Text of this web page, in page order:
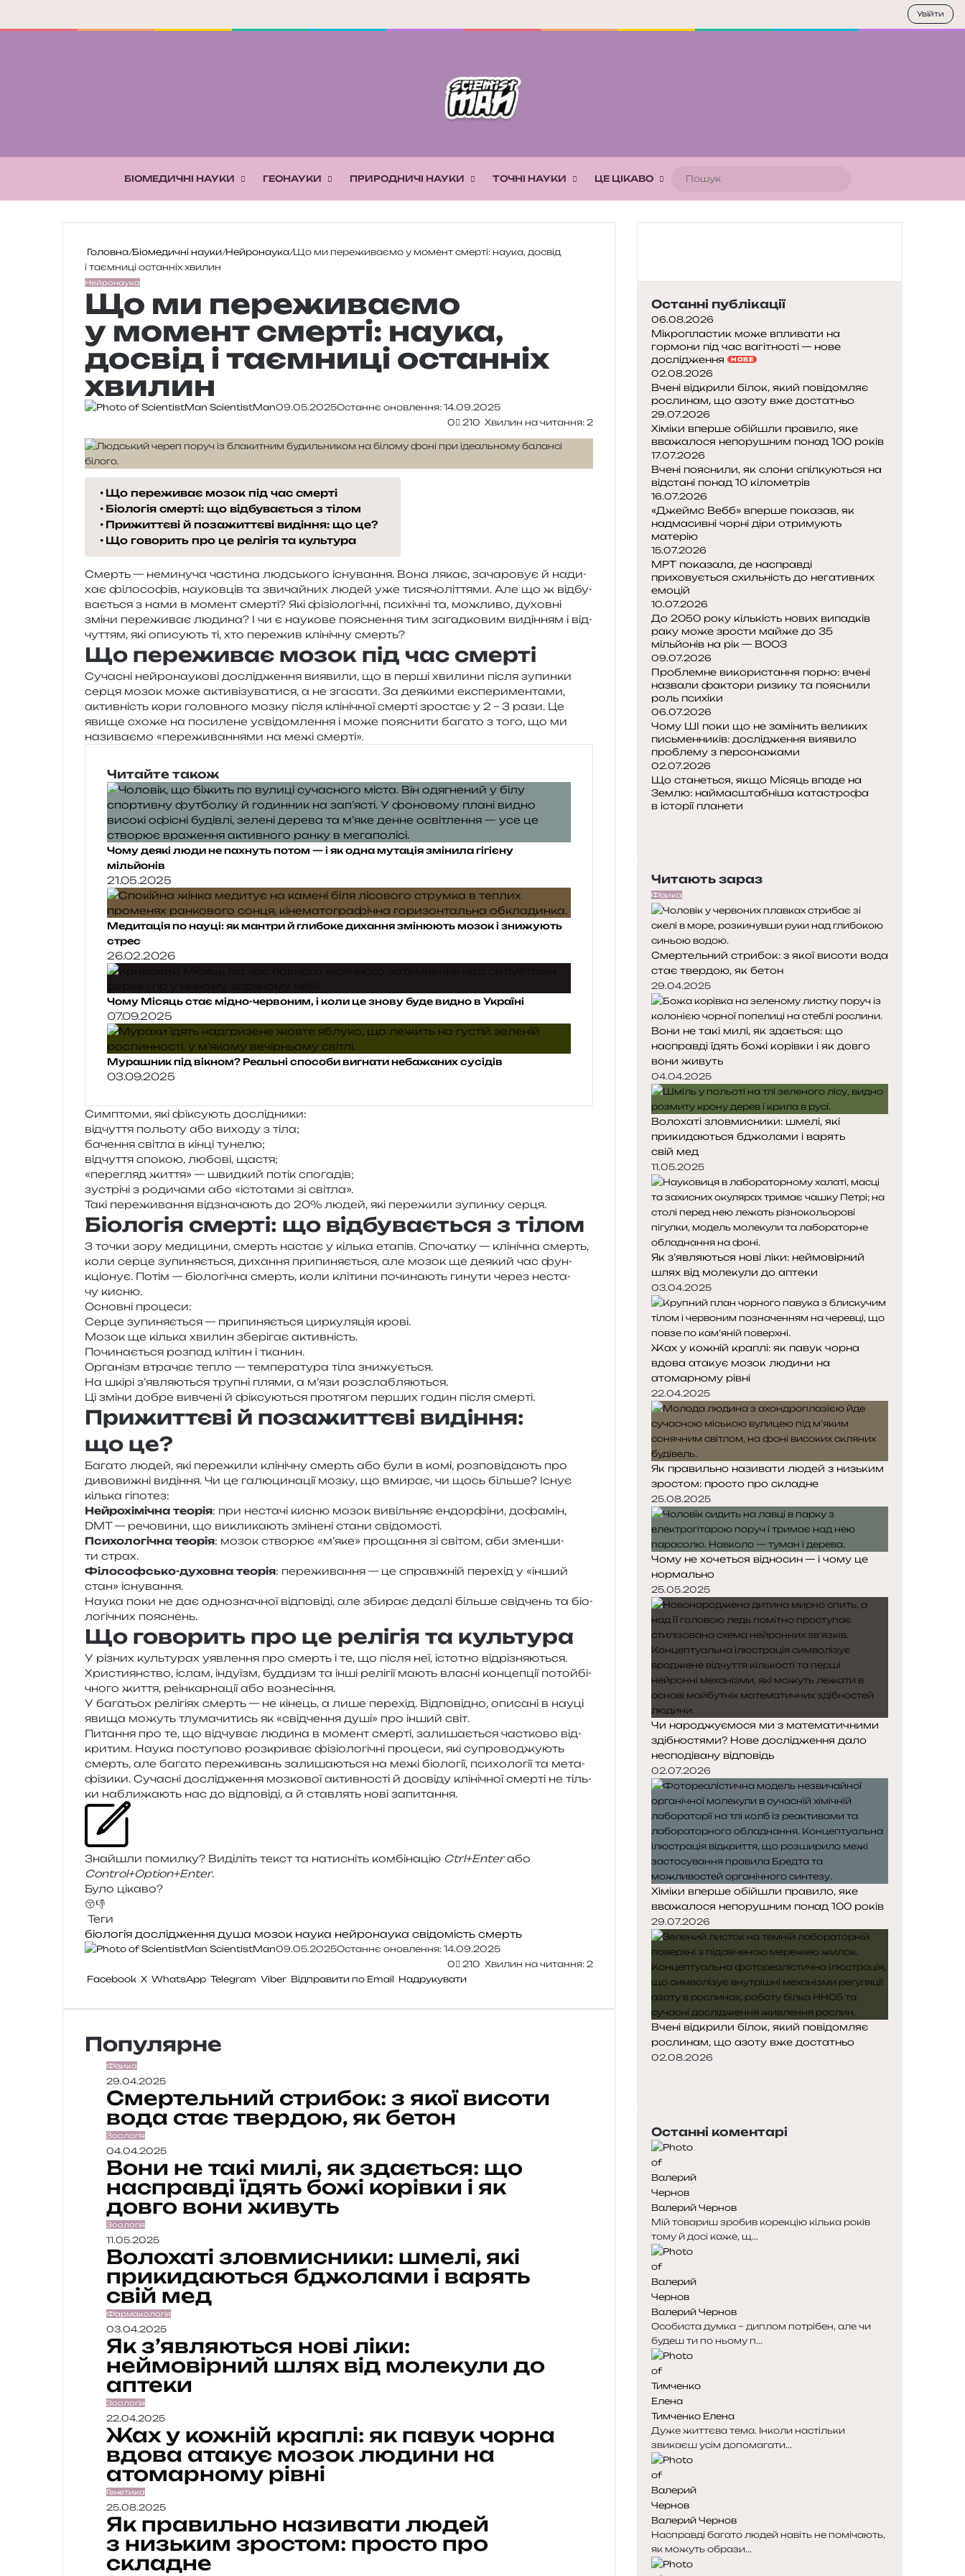
БІОМЕДИЧНІ НАУКИ ГЕОНАУКИ ПРИРОДНИЧІ НАУКИ ТОЧНІ НАУКИ ЦЕ ЦІКАВО
Головна/Біомедичні науки/Нейронаука/Що ми переживаємо у момент смерті: наука, досвід
і таємниці останніх хвилин
Нейронаука
Що ми переживаємо
у момент смерті: наука,
досвід і таємниці останніх
хвилин
ScientistMan09.05.2025Останнє оновлення: 14.09.2025
0
210 Хвилин на читання: 2
Що переживає мозок під час смерті
Біологія смерті: що відбувається з тілом
Прижиттєві й позажиттєві видіння: що це?
Що говорить про це релігія та культура
Смерть — неми­ну­ча части­на люд­сько­го існу­ва­н­ня. Вона лякає, зача­ро­вує й нади­
хає філо­со­фів, нау­ков­ців та зви­чай­них людей уже тися­чо­лі­т­тя­ми. Але що ж від­бу­
ва­є­ться з нами в момент смер­ті? Які фізіо­ло­гі­чні, пси­хі­чні та, можли­во, духов­ні
зміни пере­жи­ває люди­на? І чи є нау­ко­ве поясне­н­ня тим загад­ко­вим виді­н­ням і від­
чу­т­тям, які опи­су­ють ті, хто пере­жив клі­ні­чну смерть?
Що переживає мозок під час смерті
Сучасні ней­ро­на­у­ко­ві дослі­дже­н­ня вияви­ли, що в перші хви­ли­ни після зупин­ки
серця мозок може акти­ві­зу­ва­ти­ся, а не зга­са­ти. За деяки­ми екс­пе­ри­мен­та­ми,
актив­ність кори голов­но­го мозку після клі­ні­чної смер­ті зро­стає у 2 – 3 рази. Це
явище схоже на поси­ле­не усві­дом­ле­н­ня і може поясни­ти бага­то з того, що ми
нази­ва­є­мо «пере­жи­ва­н­ня­ми на межі смерті».
Читайте також
Чому деякі люди не пахнуть потом — і як одна мутація змінила гігієну
мільйонів
21.05.2025
Медитація по науці: як мантри й глибоке дихання змінюють мозок і знижують
стрес
26.02.2026
Чому Місяць стає мідно-червоним, і коли це знову буде видно в Україні
07.09.2025
Мурашник під вікном? Реальні способи вигнати небажаних сусідів
03.09.2025
Симптоми, які фіксу­ють дослідники:
від­чу­т­тя польо­ту або вихо­ду з тіла;
баче­н­ня сві­тла в кінці тунелю;
від­чу­т­тя спо­кою, любо­ві, щастя;
«пере­гляд життя» — швид­кий потік спогадів;
зустрі­чі з роди­ча­ми або «істо­та­ми зі світла».
Такі пере­жи­ва­н­ня від­зна­ча­ють до 20% людей, які пере­жи­ли зупин­ку серця.
Біологія смерті: що відбувається з тілом
З точки зору меди­ци­ни, смерть настає у кіль­ка ета­пів. Спочатку — клі­ні­чна смерть,
коли серце зупи­ня­є­ться, диха­н­ня при­пи­ня­є­ться, але мозок ще деякий час фун­
кціо­нує. Потім — біо­ло­гі­чна смерть, коли клі­ти­ни почи­на­ють гину­ти через неста­
чу кисню.
Основні про­це­си:
Серце зупи­ня­є­ться — при­пи­ня­є­ться цир­ку­ля­ція крові.
Мозок ще кіль­ка хви­лин збе­рі­гає активність.
Починається роз­пад клі­тин і тканин.
Організм втра­чає тепло — тем­пе­ра­ту­ра тіла знижується.
На шкірі з’яв­ля­ю­ться тру­пні плями, а м’язи розслабляються.
Ці зміни добре вивче­ні й фіксу­ю­ться про­тя­гом пер­ших годин після смерті.
Прижиттєві й позажиттєві видіння:
що це?
Багато людей, які пере­жи­ли клі­ні­чну смерть або були в комі, роз­по­від­а­ють про
диво­ви­жні виді­н­ня. Чи це галю­ци­на­ції мозку, що вми­рає, чи щось біль­ше? Існує
кіль­ка гіпотез:
Нейрохімічна тео­рія: при неста­чі кисню мозок вивіль­няє ендор­фі­ни, дофа­мін,
DMT — речо­ви­ни, що викли­ка­ють змі­не­ні стани свідомості.
Психологічна тео­рія: мозок ство­рює «м’яке» про­ща­н­ня зі сві­том, аби змен­ши­
ти страх.
Філософсько-духов­на тео­рія: пере­жи­ва­н­ня — це справ­жній пере­хід у «інший
стан» існування.
Наука поки не дає одно­зна­чної від­по­віді, але зби­рає деда­лі біль­ше свід­чень та біо­
ло­гі­чних пояснень.
Що говорить про це релігія та культура
У різних куль­ту­рах уяв­ле­н­ня про смерть і те, що після неї, істо­тно від­рі­зня­ю­ться.
Християнство, іслам, інду­їзм, буд­дизм та інші релі­гії мають вла­сні кон­це­пції потой­бі­
чно­го життя, реін­кар­на­ції або вознесіння.
У бага­тьох релі­гі­ях смерть — не кінець, а лише пере­хід. Відповідно, опи­са­ні в науці
явища можуть тлу­ма­чи­тись як «свід­че­н­ня душі» про інший світ.
Питання про те, що від­чу­ває люди­на в момент смер­ті, зали­ша­є­ться час­тко­во від­
кри­тим. Наука посту­по­во роз­кри­ває фізіо­ло­гі­чні про­це­си, які супро­во­джу­ють
смерть, але бага­то пере­жи­вань зали­ша­ю­ться на межі біо­ло­гії, пси­хо­ло­гії та мета­
фі­зи­ки. Сучасні дослі­дже­н­ня моз­ко­вої актив­но­сті й досві­ду клі­ні­чної смер­ті не тіль­
ки набли­жа­ють нас до від­по­віді, а й став­лять нові запитання.
Знайшли помил­ку? Виділіть текст та нати­сніть ком­бі­на­цію Ctrl+Enterабо
Control+Option+Enter.
Було цікаво?
😚👎
Теги
біологія дослідження душа мозок наука нейронаука свідомість смерть
ScientistMan09.05.2025Останнє оновлення: 14.09.2025
0
210 Хвилин на читання: 2
Facebook X WhatsApp Telegram Viber Відправити по Email Надрукувати
Популярне
Фізика
29.04.2025
Смертельний стрибок: з якої висоти
вода стає твердою, як бетон
Зоологія
04.04.2025
Вони не такі милі, як здається: що
насправді їдять божі корівки і як
довго вони живуть
Зоологія
11.05.2025
Волохаті зловмисники: шмелі, які
прикидаються бджолами і варять
свій мед
Фармакологія
03.04.2025
Як з’являються нові ліки:
неймовірний шлях від молекули до
аптеки
Зоологія
22.04.2025
Жах у кожній краплі: як павук чорна
вдова атакує мозок людини на
атомарному рівні
Генетика
25.08.2025
Як правильно називати людей
з низьким зростом: просто про
складне
Останні публікації
06.08.2026
Мікропластик може впливати на
гормони під час вагітності — нове
дослідження
НОВЕ
02.08.2026
Вчені відкрили білок, який повідомляє
рослинам, що азоту вже достатньо
29.07.2026
Хіміки вперше обійшли правило, яке
вважалося непорушним понад 100 років
17.07.2026
Вчені пояснили, як слони спілкуються на
відстані понад 10 кілометрів
16.07.2026
«Джеймс Вебб» вперше показав, як
надмасивні чорні діри отримують
матерію
15.07.2026
МРТ показала, де насправді
приховується схильність до негативних
емоцій
10.07.2026
До 2050 року кількість нових випадків
раку може зрости майже до 35
мільйонів на рік — ВООЗ
09.07.2026
Проблемне використання порно: вчені
назвали фактори ризику та пояснили
роль психіки
06.07.2026
Чому ШІ поки що не замінить великих
письменників: дослідження виявило
проблему з персонажами
02.07.2026
Що станеться, якщо Місяць впаде на
Землю: наймасштабніша катастрофа
в історії планети
Читають зараз
Фізика
Смертельний стрибок: з якої висоти вода
стає твердою, як бетон
29.04.2025
Вони не такі милі, як здається: що
насправді їдять божі корівки і як довго
вони живуть
04.04.2025
Волохаті зловмисники: шмелі, які
прикидаються бджолами і варять
свій мед
11.05.2025
Як з’являються нові ліки: неймовірний
шлях від молекули до аптеки
03.04.2025
Жах у кожній краплі: як павук чорна
вдова атакує мозок людини на
атомарному рівні
22.04.2025
Як правильно називати людей з низьким
зростом: просто про складне
25.08.2025
Чому не хочеться відносин — і чому це
нормально
25.05.2025
Чи народжуємося ми з математичними
здібностями? Нове дослідження дало
несподівану відповідь
02.07.2026
Хіміки вперше обійшли правило, яке
вважалося непорушним понад 100 років
29.07.2026
Вчені відкрили білок, який повідомляє
рослинам, що азоту вже достатньо
02.08.2026
Останні коментарі
Валерий Чернов
Мій товариш зробив корекцію кілька років
тому й досі каже, щ...
Валерий Чернов
Особиста думка – диплом потрібен, але чи
будеш ти по ньому п...
Тимченко Елена
Дуже життєва тема. Інколи настільки
звикаєш усім допомагати...
Валерий Чернов
Насправді багато людей навіть не помічають,
як можуть образи...
Увійти